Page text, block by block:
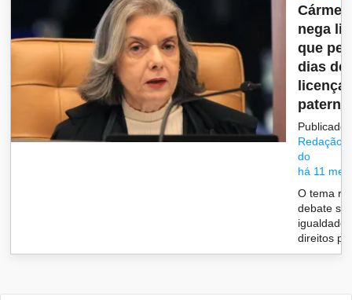
nega
que
dias de
licença-
Publicado
Redação/
do
há 11
O tema
debate
igualdade
direitos